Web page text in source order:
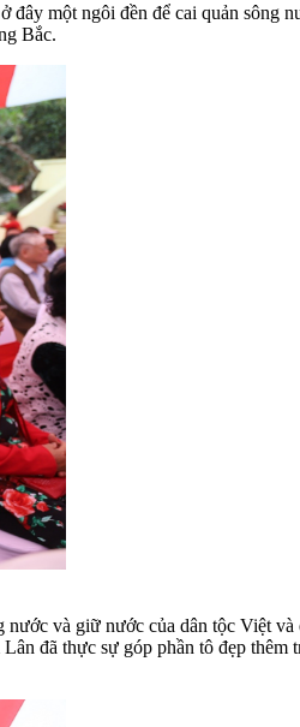
một ngôi đền để cai quản sông
Bắc.
và giữ nước của dân tộc Việt
đã thực sự góp phần tô đẹp